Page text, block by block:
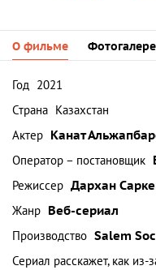
О фильме
Год 2021
Страна Казахстан
Актер Канат
Оператор – постановщик
Режиссер Дархан
Жанр Веб-сериал
Производство Salem
Сериал расскажет, как из-